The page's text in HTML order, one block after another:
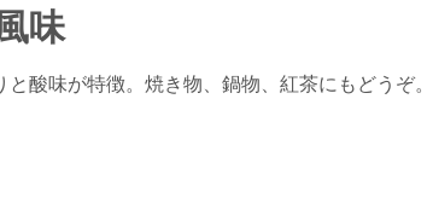
味
酸味が特徴。焼き物、鍋物、紅茶にもどうぞ。